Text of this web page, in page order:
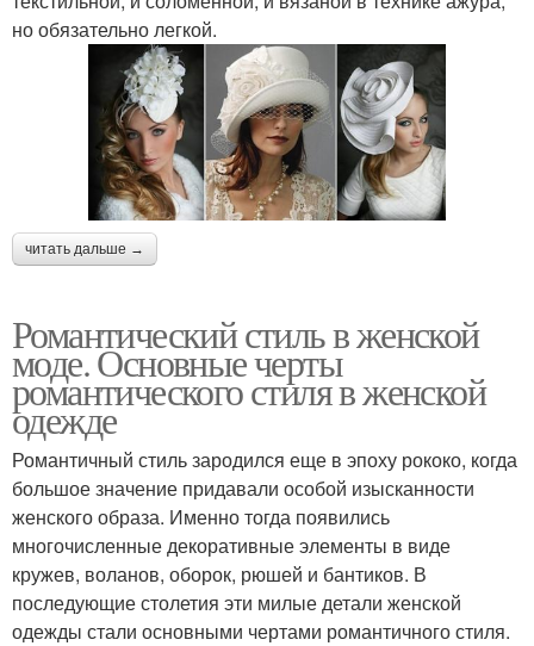
но обязательно легкой.
читать дальше →
Романтический стиль в женской
моде. Основные черты
романтического стиля в женской
одежде
Романтичный стиль зародился еще в эпоху рококо, когда
большое значение придавали особой изысканности
женского образа. Именно тогда появились
многочисленные декоративные элементы в виде
кружев, воланов, оборок, рюшей и бантиков. В
последующие столетия эти милые детали женской
одежды стали основными чертами романтичного стиля.